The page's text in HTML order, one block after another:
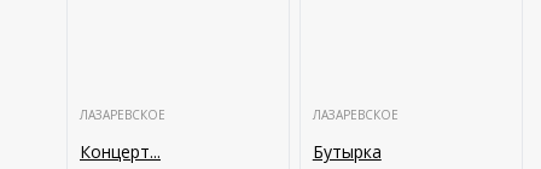
ЛАЗАРЕВСКОЕ
Концерт...
ЛАЗАРЕВСКОЕ
Бутырка